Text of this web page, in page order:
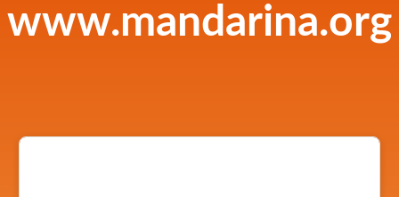
www.mandarina.org